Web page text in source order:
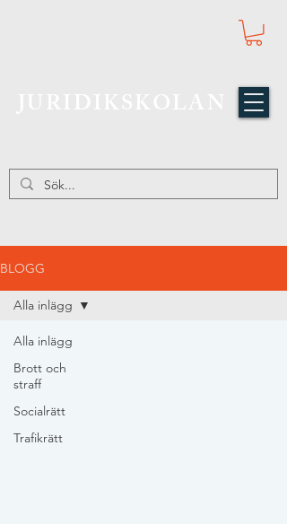
BLOGG
Alla inlägg
Brott och
straff
Socialrätt
Trafikrätt
Alla inlägg